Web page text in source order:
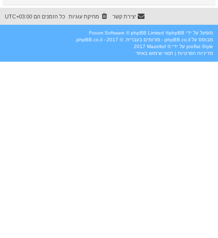
כל הזמנים הם UTC+03:00 מחיקת עוגיות יצירת קשר
מופעל על ידי phpBB
® Forum Software © phpBB Limited
מבוסס על phpBB.co.il - פורומים בעברית
. © 2017 - phpBB.co.il.
Style
proflat על ידי © Mazeltof
מדיניות הפרטיות | תנאי שימוש באתר